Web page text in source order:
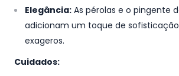
Elegância: As pérolas e o pingente
adicionam um toque de
exageros.
Cuidados: